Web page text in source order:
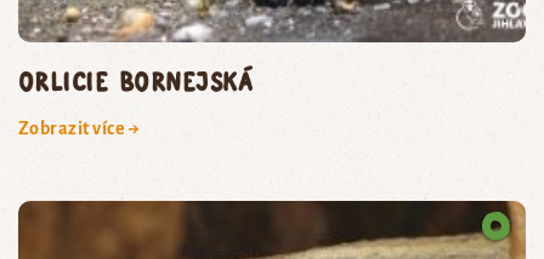
orlicie bornejská
Zobrazit více →